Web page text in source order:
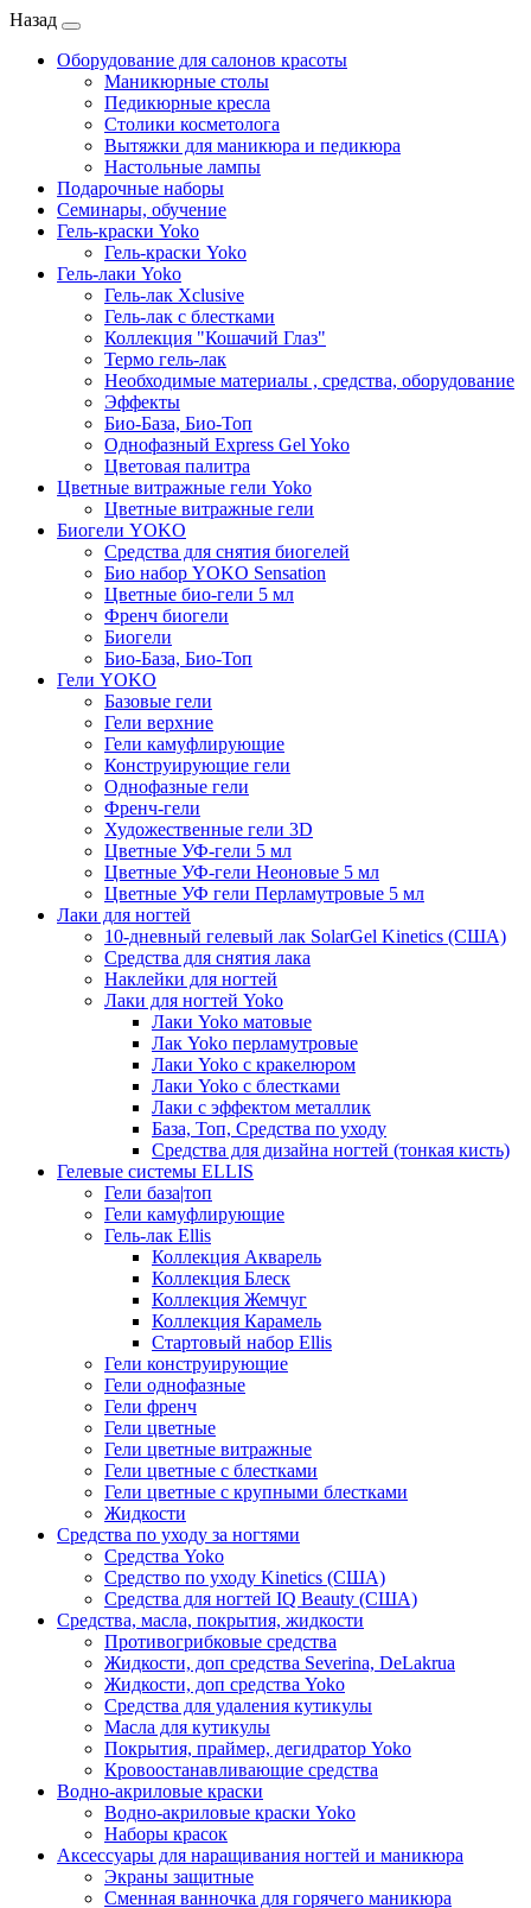
Назад
Оборудование для салонов красоты
Маникюрные столы
Педикюрные кресла
Столики косметолога
Вытяжки для маникюра и педикюра
Настольные лампы
Подарочные наборы
Семинары, обучение
Гель-краски Yoko
Гель-краски Yoko
Гель-лаки Yoko
Гель-лак Xclusive
Гель-лак с блестками
Коллекция "Кошачий Глаз"
Термо гель-лак
Необходимые материалы , средства, оборудование
Эффекты
Био-База, Био-Топ
Однофазный Express Gel Yoko
Цветовая палитра
Цветные витражные гели Yoko
Цветные витражные гели
Биогели YOKO
Средства для снятия биогелей
Био набор YOKO Sensation
Цветные био-гели 5 мл
Френч биогели
Биогели
Био-База, Био-Топ
Гели YOKO
Базовые гели
Гели верхние
Гели камуфлирующие
Конструирующие гели
Однофазные гели
Френч-гели
Художественные гели 3D
Цветные УФ-гели 5 мл
Цветные УФ-гели Неоновые 5 мл
Цветные УФ гели Перламутровые 5 мл
Лаки для ногтей
10-дневный гелевый лак SolarGel Kinetics (США)
Средства для снятия лака
Наклейки для ногтей
Лаки для ногтей Yoko
Лаки Yoko матовые
Лак Yoko перламутровые
Лаки Yoko с кракелюром
Лаки Yoko с блестками
Лаки с эффектом металлик
База, Топ, Средства по уходу
Средства для дизайна ногтей (тонкая кисть)
Гелевые системы ELLIS
Гели база|топ
Гели камуфлирующие
Гель-лак Ellis
Коллекция Акварель
Коллекция Блеск
Коллекция Жемчуг
Коллекция Карамель
Стартовый набор Ellis
Гели конструирующие
Гели однофазные
Гели френч
Гели цветные
Гели цветные витражные
Гели цветные с блестками
Гели цветные с крупными блестками
Жидкости
Средства по уходу за ногтями
Средства Yoko
Средство по уходу Kinetics (США)
Средства для ногтей IQ Beauty (США)
Средства, масла, покрытия, жидкости
Противогрибковые средства
Жидкости, доп средства Severina, DeLakrua
Жидкости, доп средства Yoko
Средства для удаления кутикулы
Масла для кутикулы
Покрытия, праймер, дегидратор Yoko
Кровоостанавливающие средства
Водно-акриловые краски
Водно-акриловые краски Yoko
Наборы красок
Аксессуары для наращивания ногтей и маникюра
Экраны защитные
Сменная ванночка для горячего маникюра